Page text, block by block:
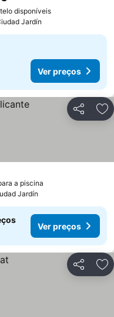
disponíveis
Jardín
Ver preços
Partilhar
a piscina
Jardín
Ver preços
Partilhar